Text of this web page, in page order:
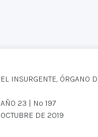
EL INSURGENTE, ÓRGANO
AÑO 23 | Nº 197
OCTUBRE DE 2019